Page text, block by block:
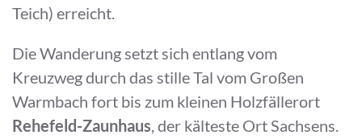
Teich) erreicht.
Die Wanderung setzt sich entlang vom
Kreuzweg durch das stille Tal vom Großen
Warmbach fort bis zum kleinen Holzfällerort
Rehefeld-Zaunhaus, der kälteste Ort Sachsens.